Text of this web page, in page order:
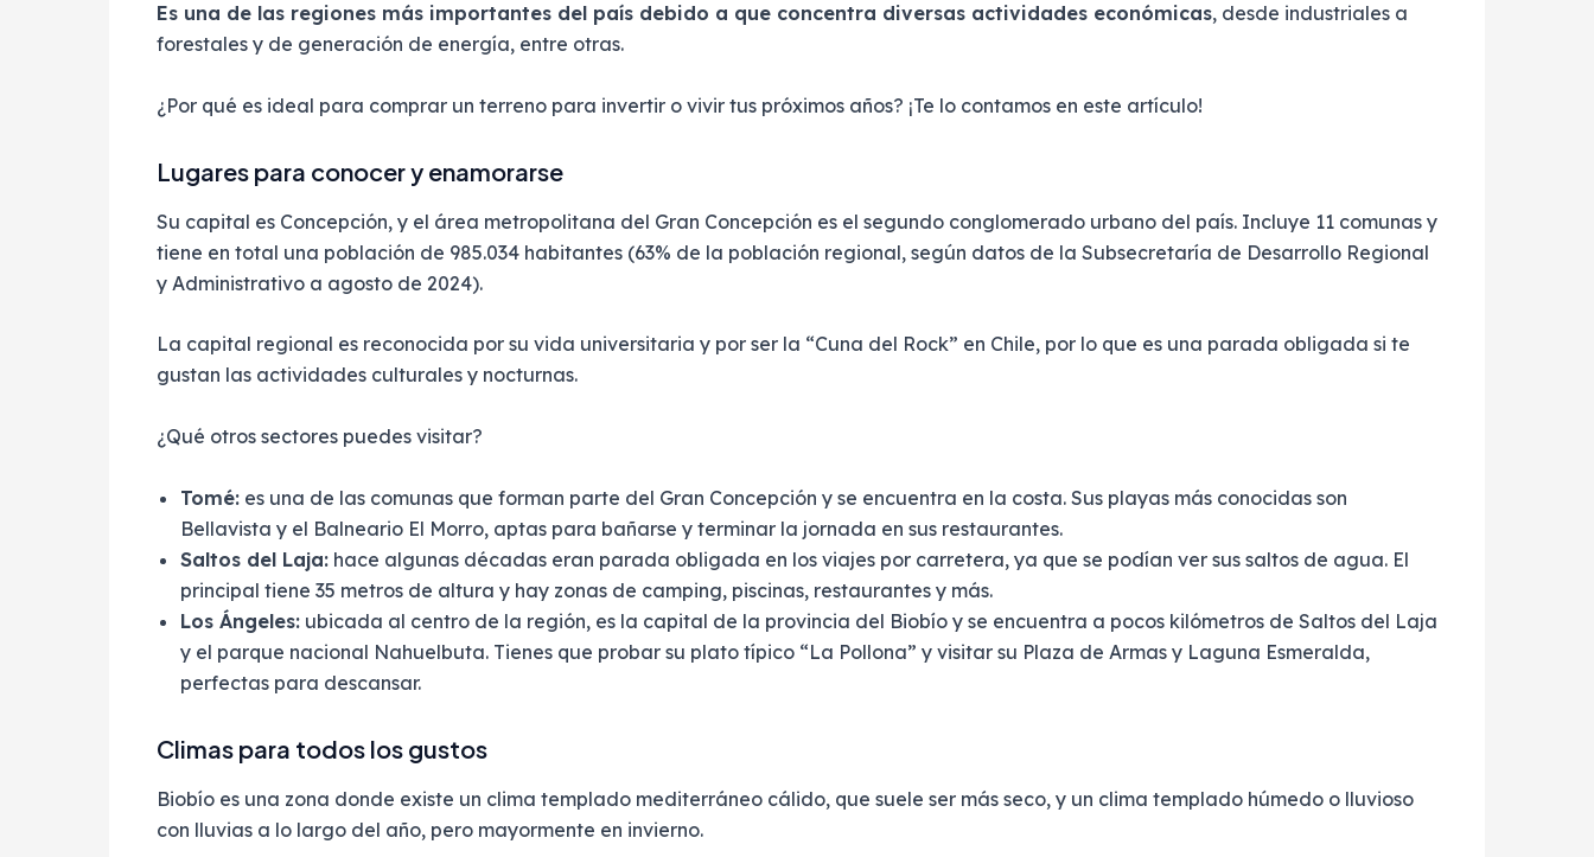
Es una de las regiones más importantes del país debido a que concentra diversas actividades económicas, desde industriales a
forestales y de generación de energía, entre otras.
¿Por qué es ideal para comprar un terreno para invertir o vivir tus próximos años? ¡Te lo contamos en este artículo!
Lugares para conocer y enamorarse
Su capital es Concepción, y el área metropolitana del Gran Concepción es el segundo conglomerado urbano del país. Incluye 11 comunas y
tiene en total una población de 985.034 habitantes (63% de la población regional, según datos de la Subsecretaría de Desarrollo Regional
y Administrativo a agosto de 2024).
La capital regional es reconocida por su vida universitaria y por ser la “Cuna del Rock” en Chile, por lo que es una parada obligada si te
gustan las actividades culturales y nocturnas.
¿Qué otros sectores puedes visitar?
Tomé: es una de las comunas que forman parte del Gran Concepción y se encuentra en la costa. Sus playas más conocidas son
Bellavista y el Balneario El Morro, aptas para bañarse y terminar la jornada en sus restaurantes.
Saltos del Laja: hace algunas décadas eran parada obligada en los viajes por carretera, ya que se podían ver sus saltos de agua. El
principal tiene 35 metros de altura y hay zonas de camping, piscinas, restaurantes y más.
Los Ángeles: ubicada al centro de la región, es la capital de la provincia del Biobío y se encuentra a pocos kilómetros de Saltos del Laja
y el parque nacional Nahuelbuta. Tienes que probar su plato típico “La Pollona” y visitar su Plaza de Armas y Laguna Esmeralda,
perfectas para descansar.
Climas para todos los gustos
Biobío es una zona donde existe un clima templado mediterráneo cálido, que suele ser más seco, y un clima templado húmedo o lluvioso
con lluvias a lo largo del año, pero mayormente en invierno.